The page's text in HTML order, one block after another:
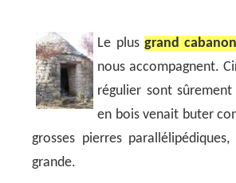
Le plus grand
nous accompagnent.
régulier sont sûrement
en bois venait buter
grosses pierres
grande.